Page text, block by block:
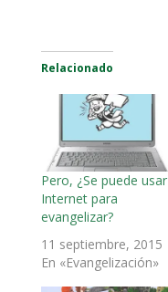
Relacionado
Pero, ¿Se puede usar
Internet para
evangelizar?
11 septiembre, 2015
En «Evangelización»